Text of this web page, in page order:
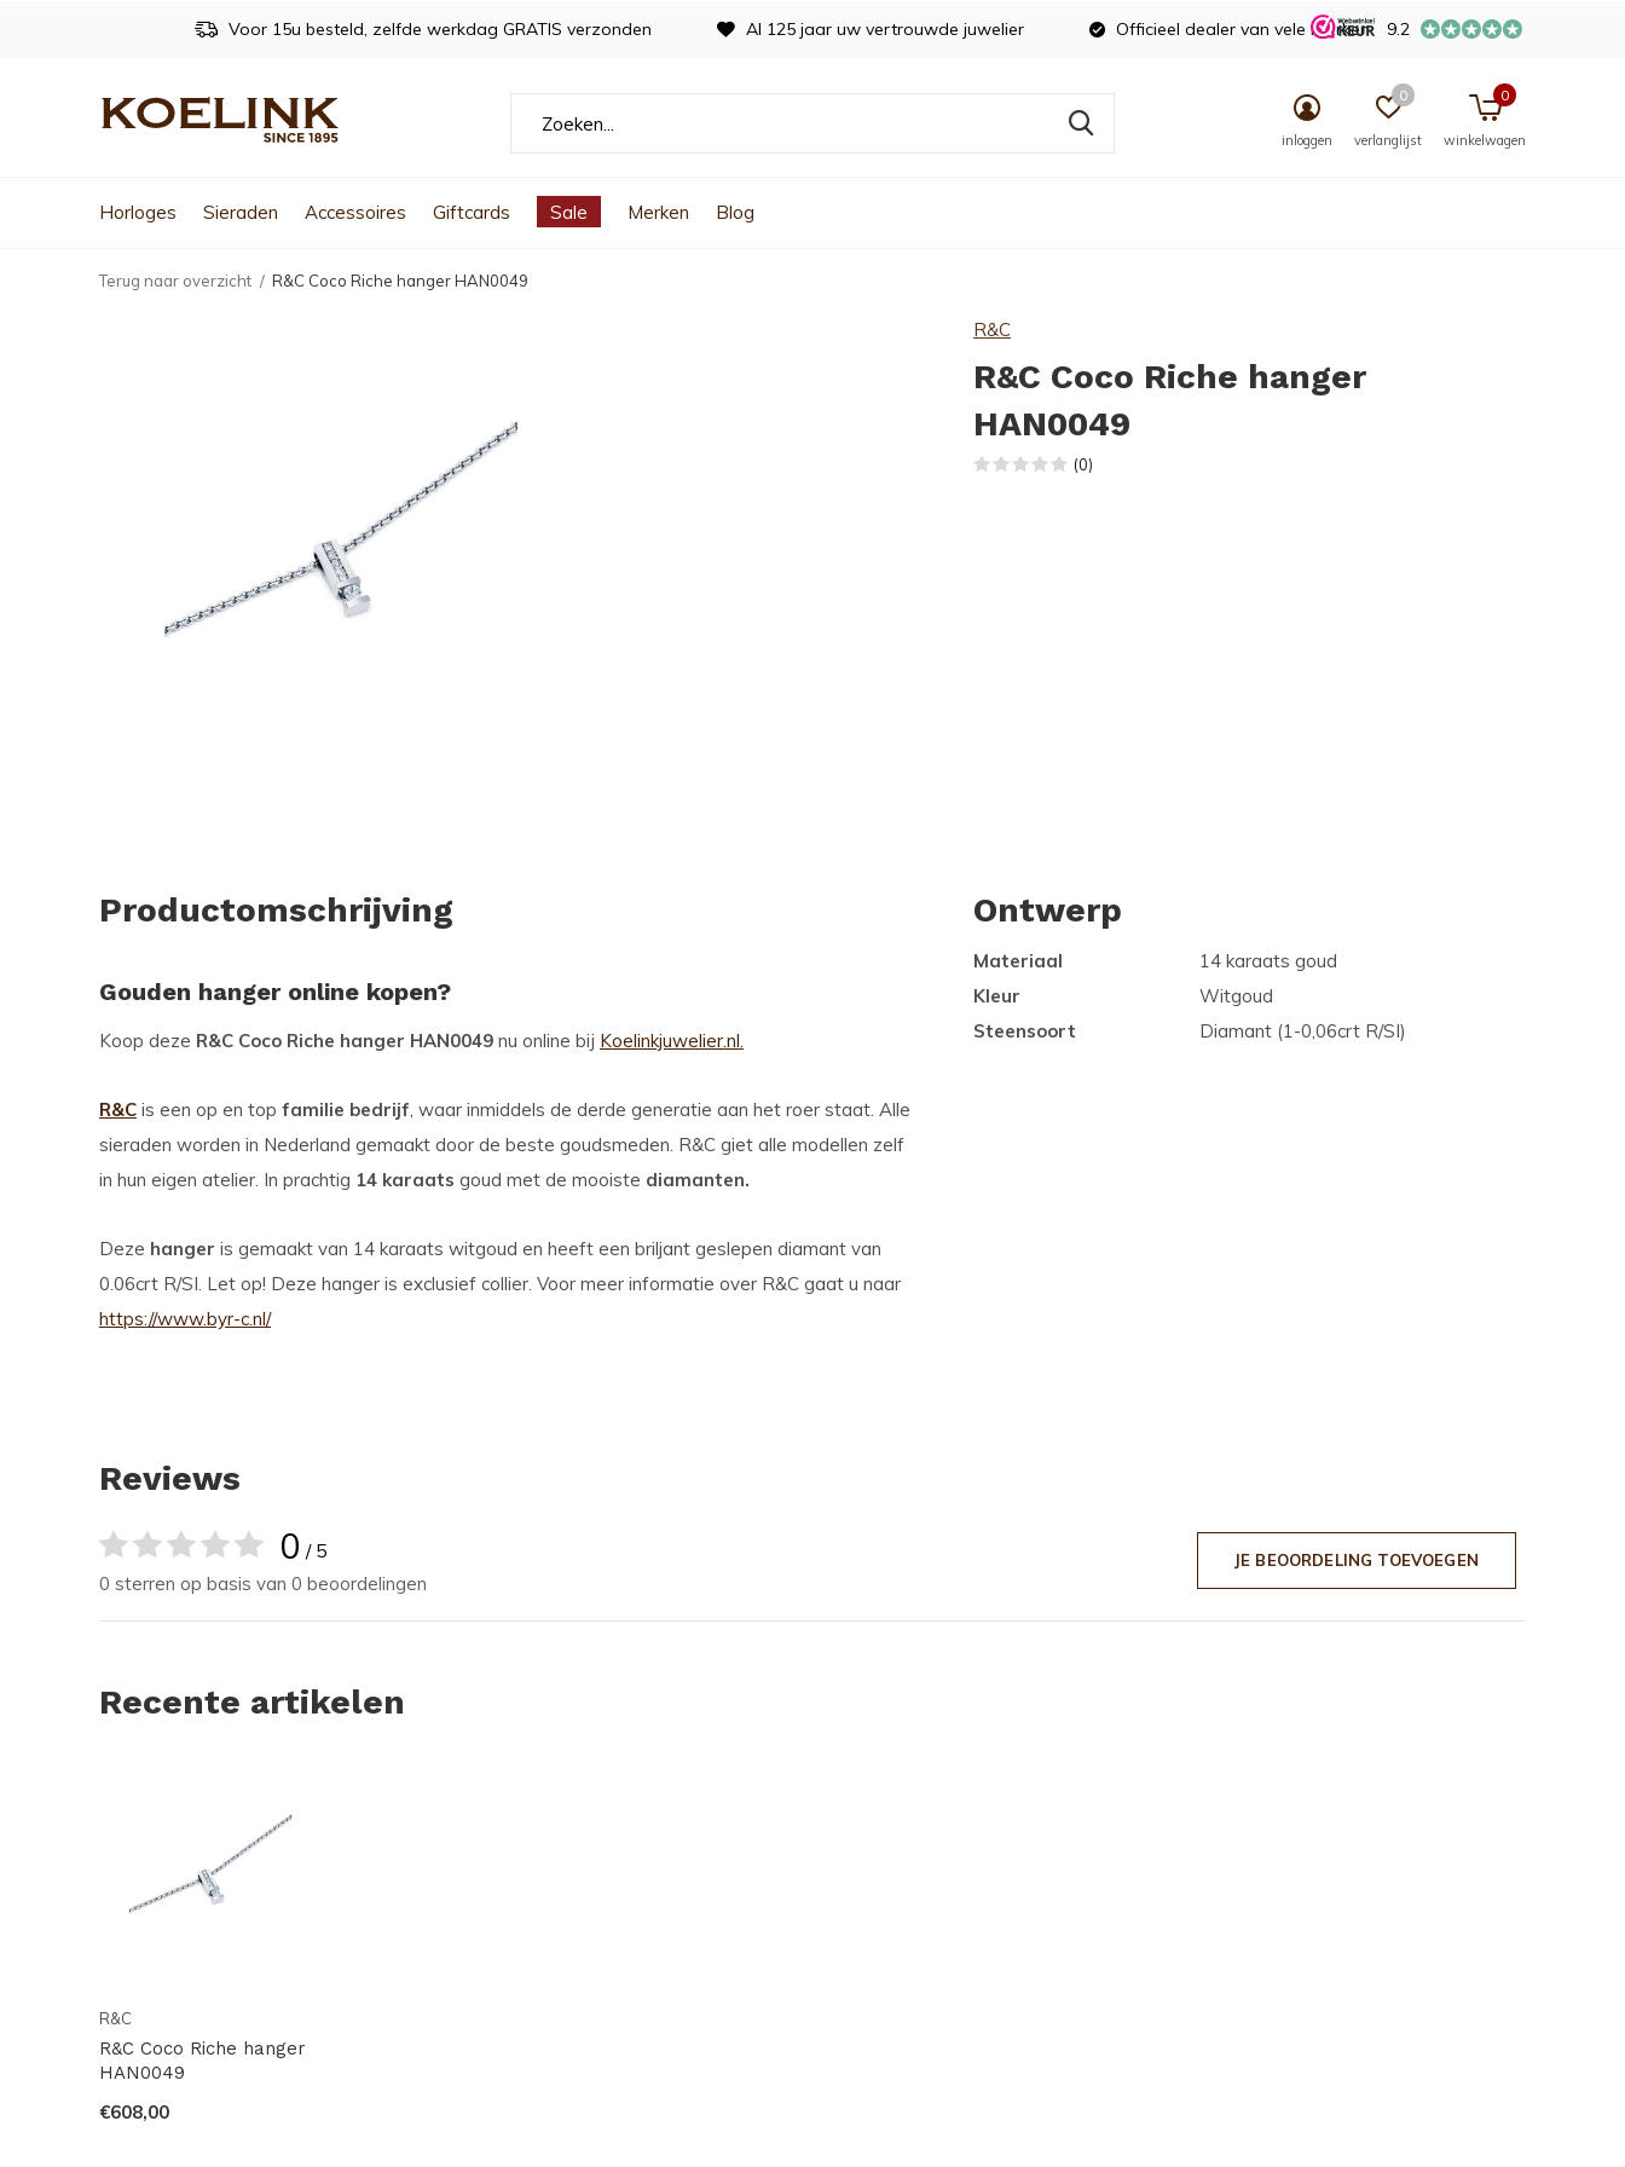
Horloges Sieraden Accessoires Giftcards Sale Merken Blog
inloggen verlanglijst
0
winkelwagen
0
Voor 15u besteld, zelfde werkdag GRATIS verzonden Al 125 jaar uw vertrouwde juwelier Officieel dealer van vele merken 9.2
Terug naar overzicht R&C Coco Riche hanger HAN0049
R&C
R&C Coco Riche hanger
HAN0049
(0)
Productomschrijving
Gouden hanger online kopen?
Koop deze R&C Coco Riche hanger HAN0049 nu online bij Koelinkjuwelier.nl.
R&C is een op en top familie bedrijf, waar inmiddels de derde generatie aan het roer staat. Alle
sieraden worden in Nederland gemaakt door de beste goudsmeden. R&C giet alle modellen zelf
in hun eigen atelier. In prachtig 14 karaats goud met de mooiste diamanten.
Deze hanger is gemaakt van 14 karaats witgoud en heeft een briljant geslepen diamant van
0.06crt R/SI. Let op! Deze hanger is exclusief collier. Voor meer informatie over R&C gaat u naar
https://www.byr-c.nl/
Ontwerp
Materiaal
14 karaats goud
Kleur
Witgoud
Steensoort
Diamant (1-0,06crt R/SI)
Reviews
0 / 5
0 sterren op basis van 0 beoordelingen
JE BEOORDELING TOEVOEGEN
Recente artikelen
R&C
R&C Coco Riche hanger
HAN0049
€608,00